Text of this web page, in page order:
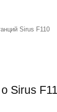
Sirus F110
Sirus